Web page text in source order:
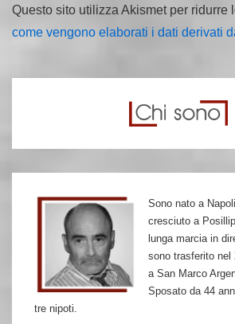
Questo sito utilizza Akismet per ridurre
come vengono elaborati i dati derivati
Sono nato a
cresciuto a
lunga marcia in
sono trasferito nel
a San Marco
Sposato da 44
tre nipoti.